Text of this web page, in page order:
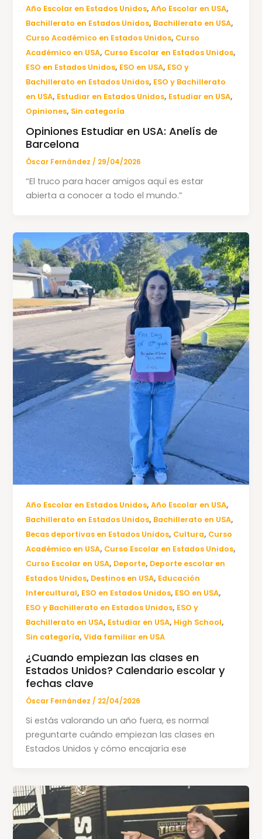
Año Escolar en Estados Unidos,Año Escolar en USA,
Bachillerato en Estados Unidos, Bachillerato en USA,
Curso Académico en Estados Unidos, Curso
Académico en USA, Curso Escolar en Estados Unidos,
ESO en Estados Unidos, ESO en USA, ESO y
Bachillerato en Estados Unidos, ESO y Bachillerato
en USA, Estudiar en Estados Unidos, Estudiar en USA,
Opiniones, Sin categoría
Opiniones Estudiar en USA: Anelís de
Barcelona
Óscar Fernández/ 29/04/2026
“El truco para hacer amigos aquí es estar
abierta a conocer a todo el mundo.”
Año Escolar en Estados Unidos,Año Escolar en USA,
Bachillerato en Estados Unidos, Bachillerato en USA,
Becas deportivas en Estados Unidos, Cultura, Curso
Académico en USA, Curso Escolar en Estados Unidos,
Curso Escolar en USA, Deporte, Deporte escolar en
Estados Unidos, Destinos en USA, Educación
Intercultural, ESO en Estados Unidos, ESO en USA,
ESO y Bachillerato en Estados Unidos, ESO y
Bachillerato en USA, Estudiar en USA, High School,
Sin categoría,Vida familiar en USA
¿Cuando empiezan las clases en
Estados Unidos? Calendario escolar y
fechas clave
Óscar Fernández / 22/04/2026
Si estás valorando un año fuera, es normal
preguntarte cuándo empiezan las clases en
Estados Unidos y cómo encajaría ese